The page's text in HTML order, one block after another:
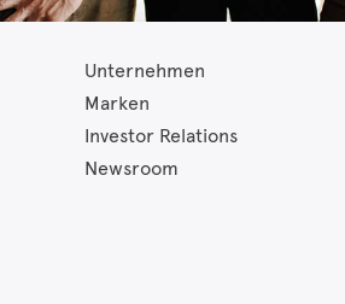
Unternehmen
Marken
Investor Relations
Newsroom